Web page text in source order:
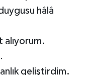
hâlâ
alıyorum.
geliştirdim.